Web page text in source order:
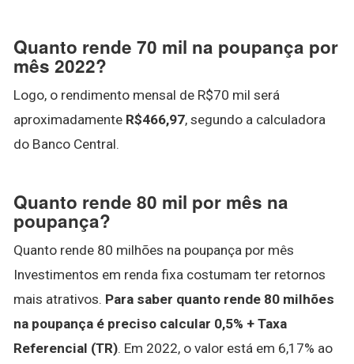
Quanto rende 70 mil na poupança por
mês 2022?
Logo, o rendimento mensal de R$70 mil será
aproximadamente R$466,97, segundo a calculadora
do Banco Central.
Quanto rende 80 mil por mês na
poupança?
Quanto rende 80 milhões na poupança por mês
Investimentos em renda fixa costumam ter retornos
mais atrativos. Para saber quanto rende 80 milhões
na poupança é preciso calcular 0,5% + Taxa
Referencial (TR). Em 2022, o valor está em 6,17% ao